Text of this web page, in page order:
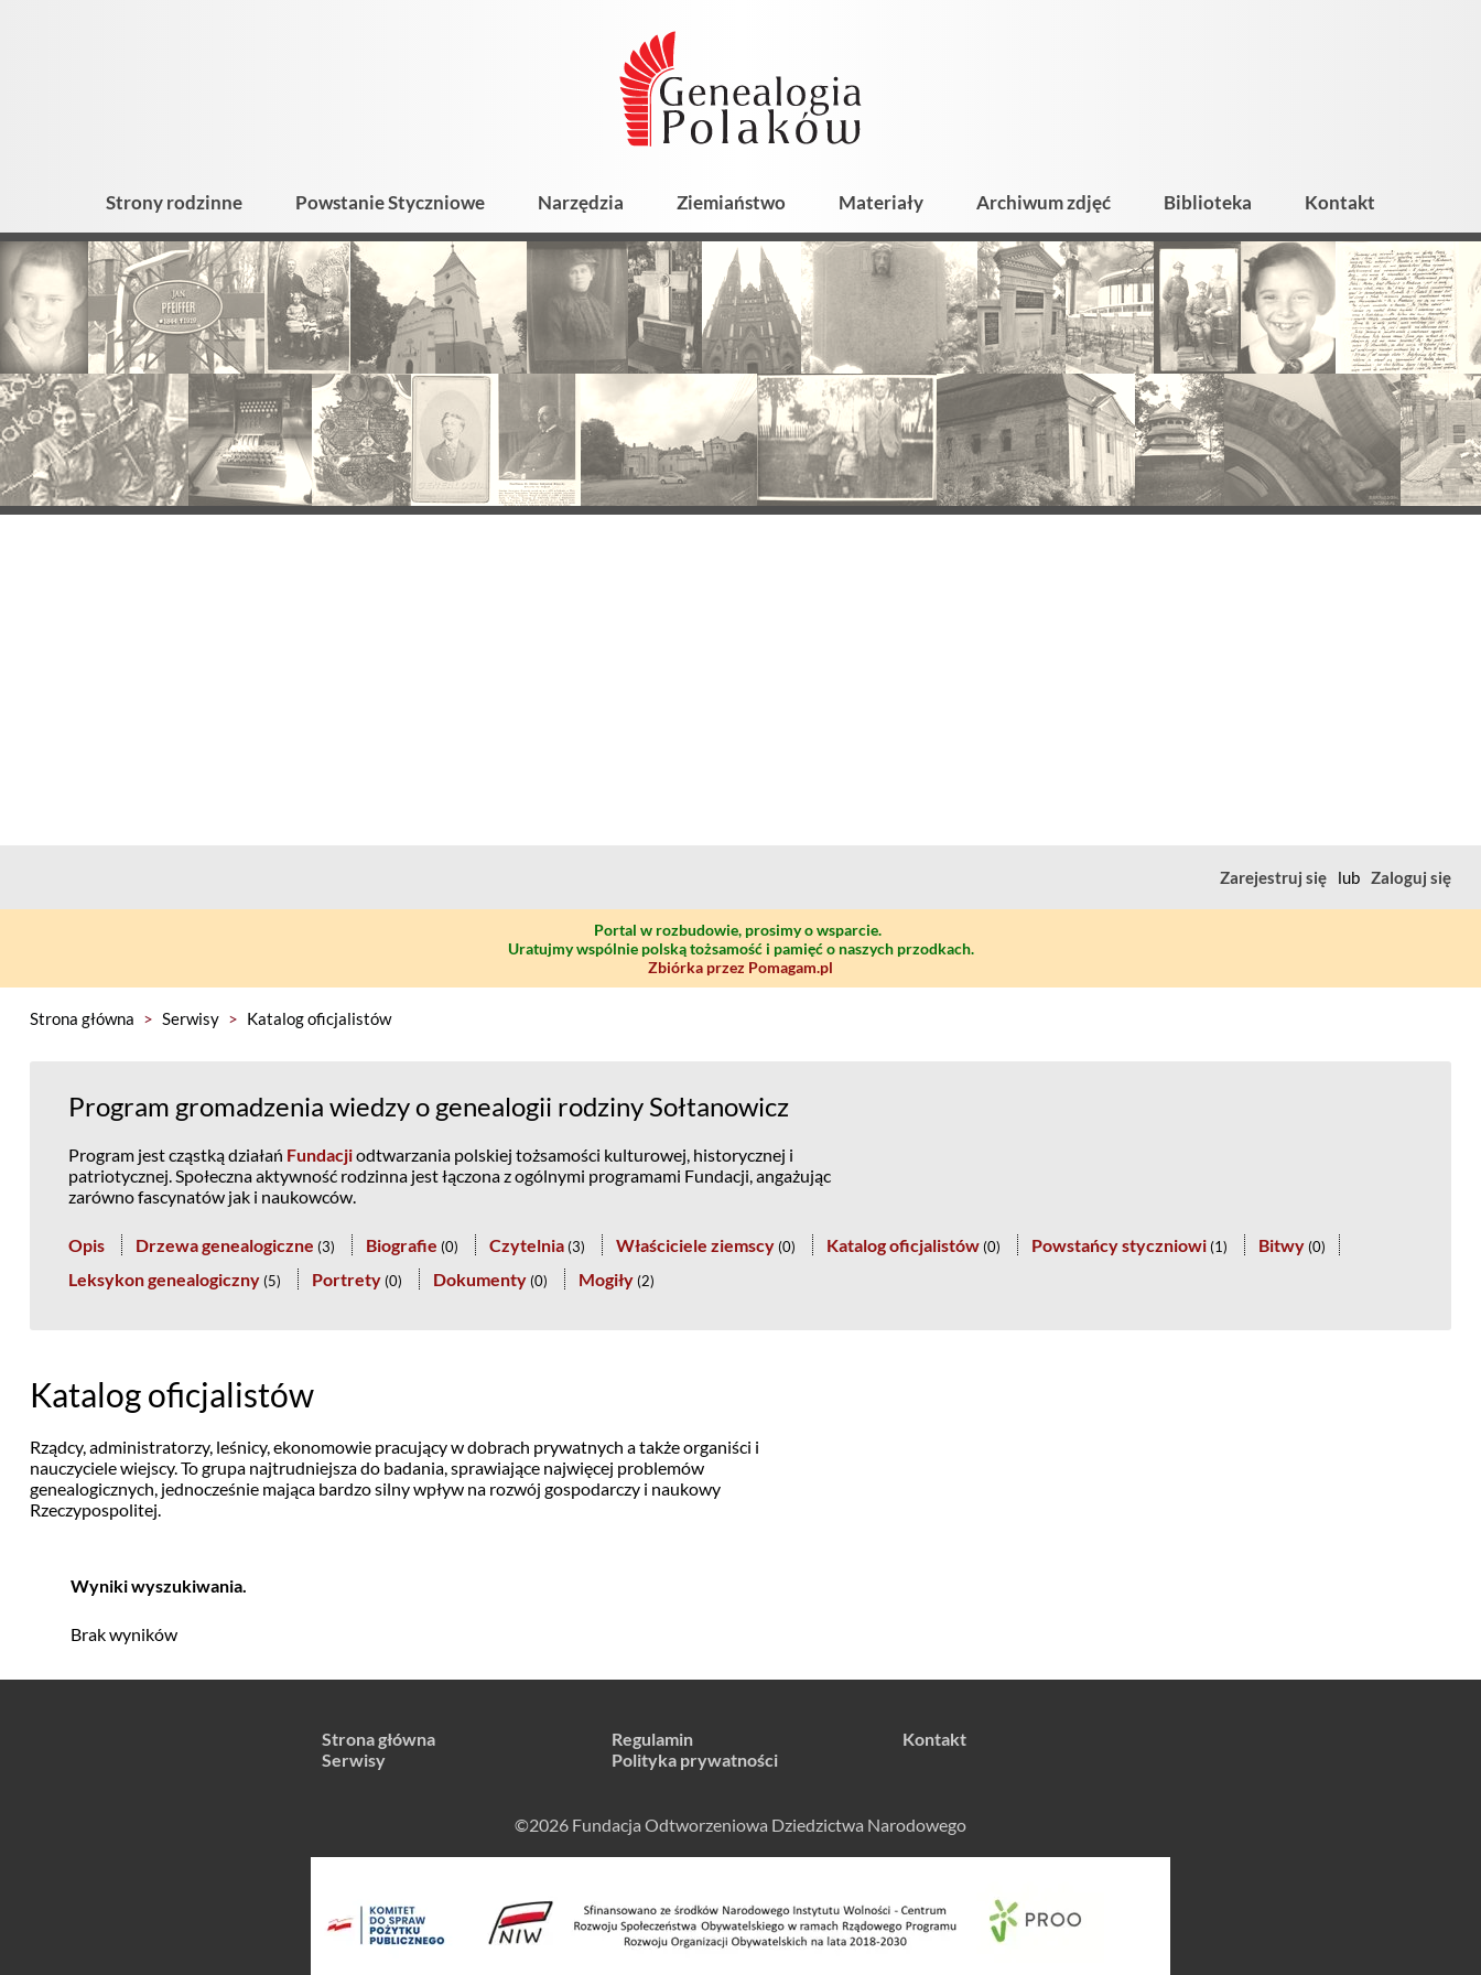
Strony rodzinne Powstanie Styczniowe Narzędzia Ziemiaństwo Materiały Archiwum zdjęć Biblioteka Kontakt
Zarejestruj się lub Zaloguj się
Portal w rozbudowie, prosimy o wsparcie.
Uratujmy wspólnie polską tożsamość i pamięć o naszych przodkach.
Zbiórka przez Pomagam.pl
Strona główna > Serwisy > Katalog oficjalistów
Program gromadzenia wiedzy o genealogii rodziny Sołtanowicz
Program jest cząstką działań Fundacjiodtwarzania polskiej tożsamości kulturowej, historycznej i
patriotycznej. Społeczna aktywność rodzinna jest łączona z ogólnymi programami Fundacji, angażując
zarówno fascynatów jak i naukowców.
Opis Drzewa genealogiczne (3) Biografie (0) Czytelnia (3) Właściciele ziemscy (0) Katalog oficjalistów (0) Powstańcy styczniowi (1) Bitwy (0)
Leksykon genealogiczny (5) Portrety (0) Dokumenty (0) Mogiły (2)
Katalog oficjalistów
Rządcy, administratorzy, leśnicy, ekonomowie pracujący w dobrach prywatnych a także organiści i
nauczyciele wiejscy. To grupa najtrudniejsza do badania, sprawiające najwięcej problemów
genealogicznych, jednocześnie mająca bardzo silny wpływ na rozwój gospodarczy i naukowy
Rzeczypospolitej.
Wyniki wyszukiwania.
Brak wyników
Strona główna
Serwisy
Regulamin
Polityka prywatności
Kontakt
©2026 Fundacja Odtworzeniowa Dziedzictwa Narodowego